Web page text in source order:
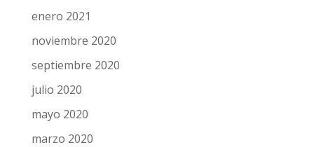
enero 2021
noviembre 2020
septiembre 2020
julio 2020
mayo 2020
marzo 2020